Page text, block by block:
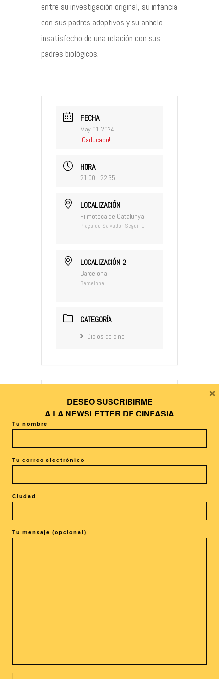
entre su investigación original, su infancia
con sus padres adoptivos y su anhelo
insatisfecho de una relación con sus
padres biológicos.
FECHA
May 01 2024
¡Caducado!
HORA
21:00 - 22:35
LOCALIZACIÓN
Filmoteca de Catalunya
Plaça de Salvador Seguí, 1
LOCALIZACIÓN 2
Barcelona
Barcelona
CATEGORÍA
Ciclos de cine
El evento está terminado.
DESEO SUSCRIBIRME
A LA NEWSLETTER DE CINEASIA
Tu nombre
Tu correo electrónico
Ciudad
Tu mensaje (opcional)
×